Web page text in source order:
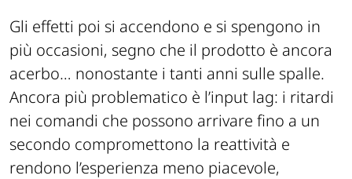
Gli effetti poi si accendono e si spengono in
più occasioni, segno che il prodotto è ancora
acerbo… nonostante i tanti anni sulle spalle.
Ancora più problematico è l’input lag: i ritardi
nei comandi che possono arrivare fino a un
secondo compromettono la reattività e
rendono l’esperienza meno piacevole,